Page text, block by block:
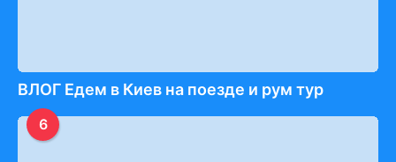
ВЛОГ Едем в Киев на поезде и рум тур
6